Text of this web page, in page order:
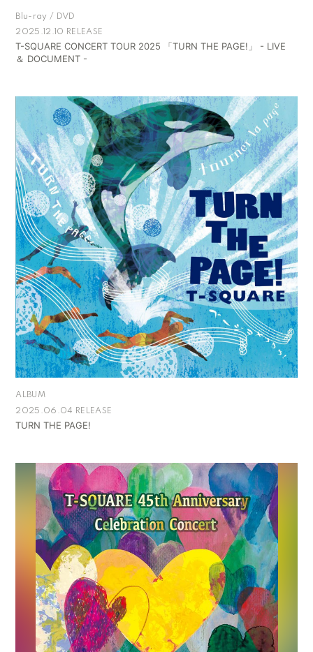
Blu-ray / DVD
2025.12.10 RELEASE
T-SQUARE CONCERT TOUR 2025 「TURN THE PAGE!」 - LIVE
＆ DOCUMENT -
ALBUM
2025.06.04 RELEASE
TURN THE PAGE!